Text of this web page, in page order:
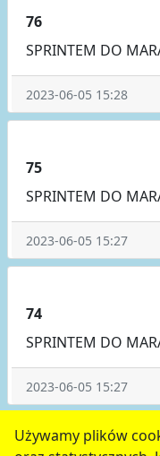
Używamy plików
76
SPRINTEM DO
2023-06-05 15:28
75
SPRINTEM DO
2023-06-05 15:27
74
SPRINTEM DO
2023-06-05 15:27
poprzednie 2